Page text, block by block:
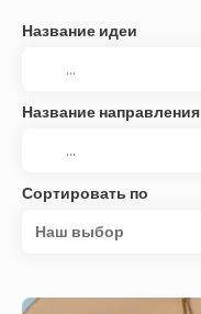
Название идеи
Название направления
Сортировать по
Наш выбор